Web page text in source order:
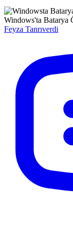
Windows'ta Batarya
Feyza Tanrıverdi